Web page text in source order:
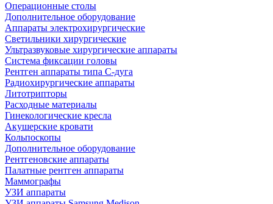
Операционные столы
Дополнительное оборудование
Аппараты электрохирургические
Светильники хирургические
Ультразвуковые хирургические аппараты
Система фиксации головы
Рентген аппараты типа С-дуга
Радиохирургические аппараты
Литотрипторы
Расходные материалы
Гинекологические кресла
Акушерские кровати
Кольпоскопы
Дополнительное оборудование
Рентгеновские аппараты
Палатные рентген аппараты
Маммографы
УЗИ аппараты